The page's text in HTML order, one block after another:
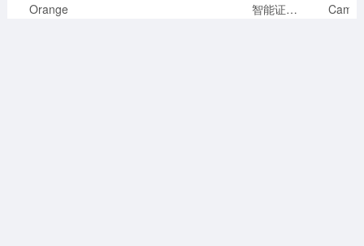
智能证件照相机